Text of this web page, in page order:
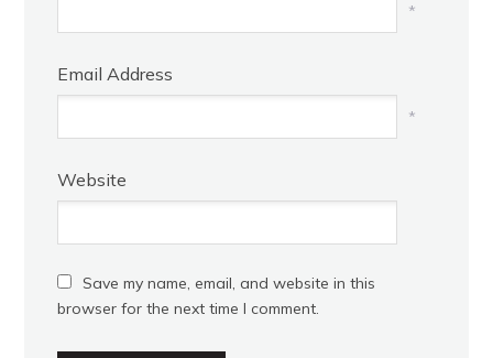
*
Email Address
*
Website
Save my name, email, and website in this
browser for the next time I comment.